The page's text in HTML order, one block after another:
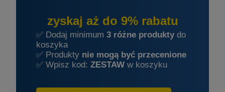
zyskaj aż do 9% rabatu
✅ Dodaj minimum 3 różne produkty do
koszyka
✅ Produkty nie mogą być przecenione
✅ Wpisz kod: ZESTAW w koszyku